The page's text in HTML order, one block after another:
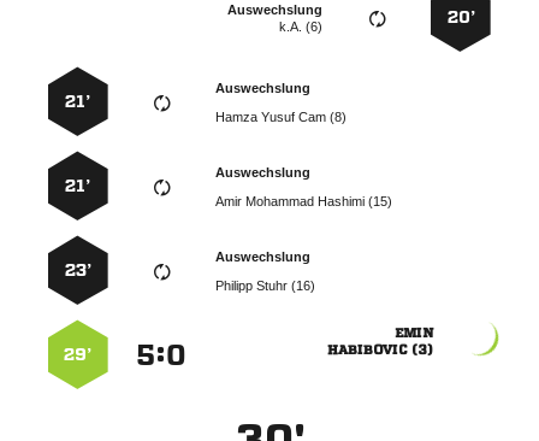
20’
Auswechslung
k.A. (6)
Auswechslung
   
21’
Auswechslung
   
21’
Auswechslung
  
23’

 
:
29’